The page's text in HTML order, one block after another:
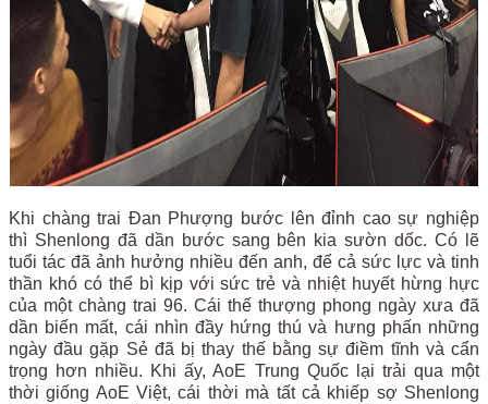
Khi chàng trai Đan Phượng bước lên đỉnh cao sự nghiệp
thì Shenlong đã dần bước sang bên kia sườn dốc. Có lẽ
tuổi tác đã ảnh hưởng nhiều đến anh, để cả sức lực và tinh
thần khó có thể bì kịp với sức trẻ và nhiệt huyết hừng hực
của một chàng trai 96. Cái thế thượng phong ngày xưa đã
dần biến mất, cái nhìn đầy hứng thú và hưng phấn những
ngày đầu gặp Sẻ đã bị thay thế bằng sự điềm tĩnh và cẩn
trọng hơn nhiều. Khi ấy, AoE Trung Quốc lại trải qua một
thời giống AoE Việt, cái thời mà tất cả khiếp sợ Shenlong